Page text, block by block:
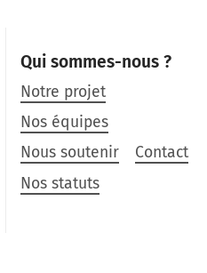
Qui sommes-nous ?
Notre projet
Nos équipes
Nous soutenir
Contact
Nos statuts